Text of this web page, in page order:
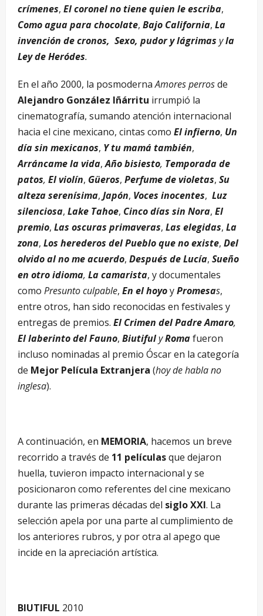
crímenes, El coronel no tiene quien le escriba,
Como agua para chocolate, Bajo California, La
invención de cronos, Sexo, pudor y lágrimas yla
Ley de Heródes.
En el año 2000, la posmodernaAmores perrosde
Alejandro González Iñárritu irrumpió la
cinematografía, sumando atención internacional
hacia el cine mexicano, cintas como El infierno, Un
día sin mexicanos, Y tu mamá también,
Arráncame la vida,Año bisiesto, Temporada de
patos, El violín, Güeros, Perfume de violetas, Su
alteza serenísima, Japón, Voces inocentes, Luz
silenciosa, Lake Tahoe, Cinco días sin Nora, El
premio, Las oscuras primaveras, Las elegidas, La
zona, Los herederos del Pueblo que no existe, Del
olvido al no me acuerdo, Después de Lucía, Sueño
en otro idioma, La camarista, y documentales
como Presunto culpable, En el hoyoyPromesas,
entre otros, han sido reconocidas en festivales y
entregas de premios. El Crimen del Padre Amaro,
El laberinto del Fauno, BiutifulyRomafueron
incluso nominadas al premio Óscar en la categoría
de Mejor Película Extranjera (hoy de habla no
inglesa).
A continuación, en MEMORIA, hacemos un breve
recorrido a través de 11 películasque dejaron
huella, tuvieron impacto internacional y se
posicionaron como referentes del cine mexicano
durante las primeras décadas del siglo XXI. La
selección apela por una parte al cumplimiento de
los anteriores rubros, y por otra al apego que
incide en la apreciación artística.
BIUTIFUL 2010